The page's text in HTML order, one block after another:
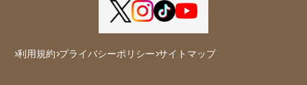
利用規約 プライバシーポリシー サイトマップ